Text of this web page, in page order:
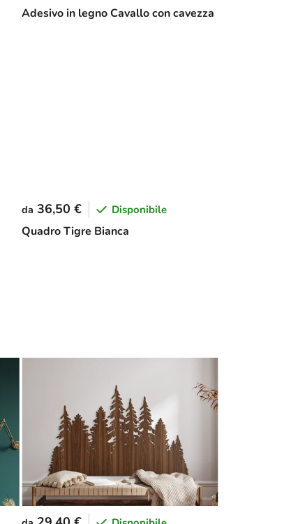
Adesivo in legno Cavallo con cavezza
Quadro Tigre Bianca
da 36,50 € Disponibile